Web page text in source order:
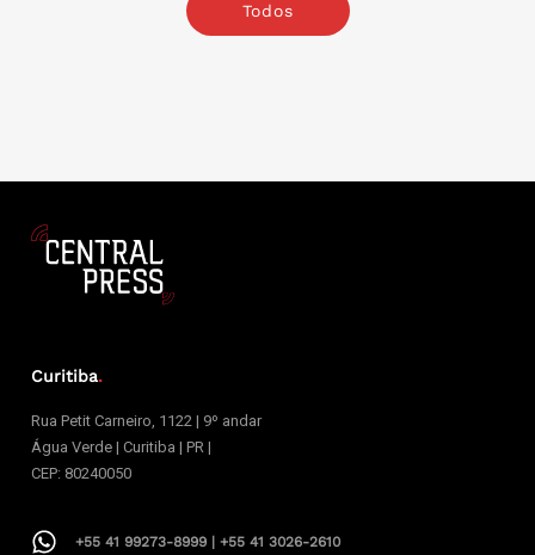
Todos
Curitiba.
Rua Petit Carneiro, 1122 | 9º andar
Água Verde | Curitiba | PR |
CEP: 80240050
+55 41 99273-8999 | +55 41 3026-2610